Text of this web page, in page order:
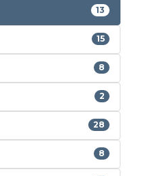
13
15
8
2
28
8